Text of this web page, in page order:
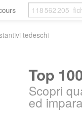
tedeschi
Top
Scopri
ed